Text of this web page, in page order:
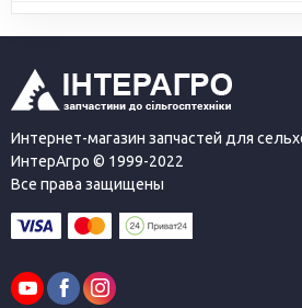
Интернет-магазин запчастей для
ИнтерАгро © 1999-2022
Все права защищены